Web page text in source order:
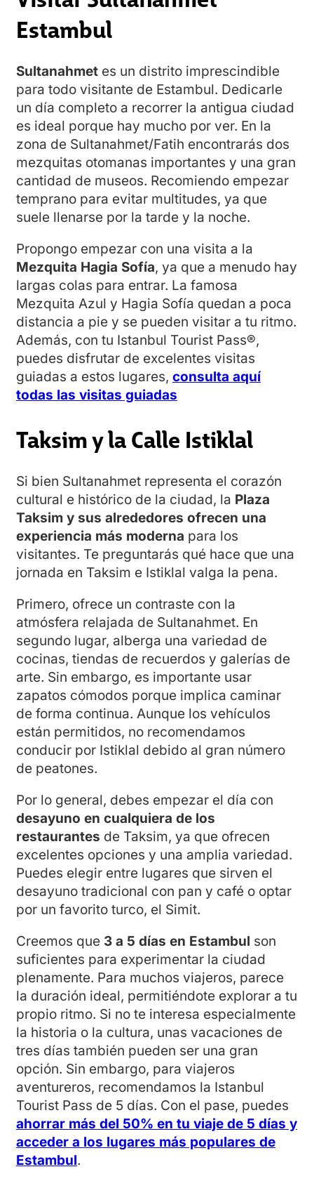
Estambul
Sultanahmet es un distrito imprescindible
para todo visitante de Estambul. Dedicarle
un día completo a recorrer la antigua ciudad
es ideal porque hay mucho por ver. En la
zona de Sultanahmet/Fatih encontrarás dos
mezquitas otomanas importantes y una gran
cantidad de museos. Recomiendo empezar
temprano para evitar multitudes, ya que
suele llenarse por la tarde y la noche.
Propongo empezar con una visita a la
Mezquita Hagia Sofía, ya que a menudo hay
largas colas para entrar. La famosa
Mezquita Azul y Hagia Sofía quedan a poca
distancia a pie y se pueden visitar a tu ritmo.
Además, con tu Istanbul Tourist Pass®,
puedes disfrutar de excelentes visitas
guiadas a estos lugares, consulta aquí
todas las visitas guiadas
Taksim y la Calle Istiklal
Si bien Sultanahmet representa el corazón
cultural e histórico de la ciudad, la Plaza
Taksim y sus alrededores ofrecen una
experiencia más moderna para los
visitantes. Te preguntarás qué hace que una
jornada en Taksim e Istiklal valga la pena.
Primero, ofrece un contraste con la
atmósfera relajada de Sultanahmet. En
segundo lugar, alberga una variedad de
cocinas, tiendas de recuerdos y galerías de
arte. Sin embargo, es importante usar
zapatos cómodos porque implica caminar
de forma continua. Aunque los vehículos
están permitidos, no recomendamos
conducir por Istiklal debido al gran número
de peatones.
Por lo general, debes empezar el día con
desayuno en cualquiera de los
restaurantes de Taksim, ya que ofrecen
excelentes opciones y una amplia variedad.
Puedes elegir entre lugares que sirven el
desayuno tradicional con pan y café o optar
por un favorito turco, el Simit.
Creemos que 3 a 5 días en Estambul son
suficientes para experimentar la ciudad
plenamente. Para muchos viajeros, parece
la duración ideal, permitiéndote explorar a tu
propio ritmo. Si no te interesa especialmente
la historia o la cultura, unas vacaciones de
tres días también pueden ser una gran
opción. Sin embargo, para viajeros
aventureros, recomendamos la Istanbul
Tourist Pass de 5 días. Con el pase, puedes
ahorrar más del 50% en tu viaje de 5 días y
acceder a los lugares más populares de
Estambul.